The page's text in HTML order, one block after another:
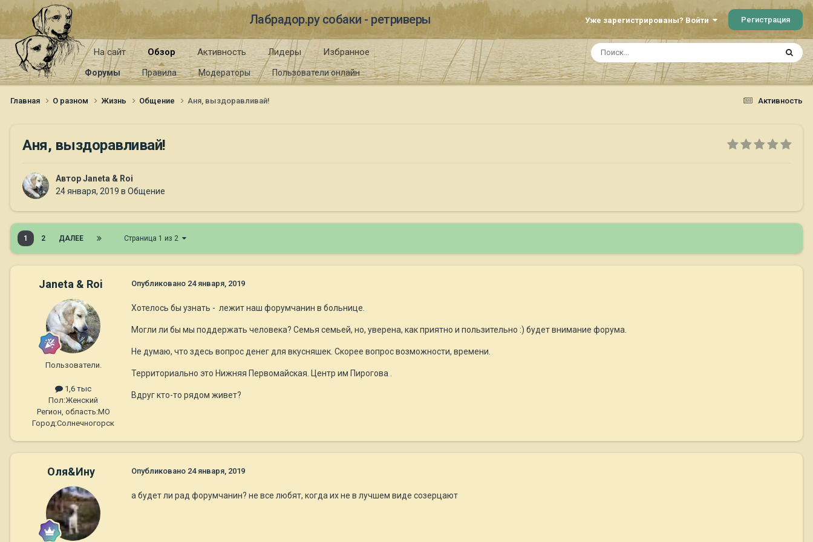
Лабрадор.ру собаки - ретриверы Уже зарегистрированы? Войти Регистрация
На сайт Обзор
Форумы Правила Модераторы Пользователи онлайн
Активность Лидеры Избранное
Активность
Главная О разном Жизнь Общение Аня, выздоравливай!
Аня, выздоравливай!
АвторJaneta & Roi
24 января, 2019 в Общение
1 2 ДАЛЕЕ Страница 1 из 2
Janeta & Roi
Пользователи.
1,6 тыс
Пол:Женский
Регион, область:МО
Город:Солнечногорск
Опубликовано 24 января, 2019
Хотелось бы узнать - лежит наш форумчанин в больнице.
Могли ли бы мы поддержать человека? Семья семьей, но, уверена, как приятно и пользительно :) будет внимание форума.
Не думаю, что здесь вопрос денег для вкусняшек. Скорее вопрос возможности, времени.
Территориально это Нижняя Первомайская. Центр им Пирогова .
Вдруг кто-то рядом живет?
Оля&Ину Опубликовано 24 января, 2019
а будет ли рад форумчанин? не все любят, когда их не в лучшем виде созерцают